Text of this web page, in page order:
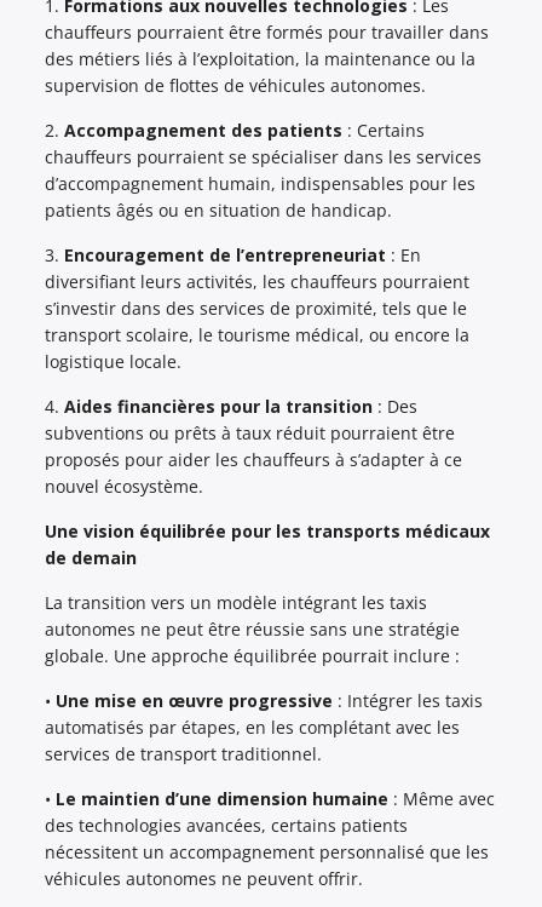
1. Formations aux nouvelles technologies : Les
chauffeurs pourraient être formés pour travailler dans
des métiers liés à l’exploitation, la maintenance ou la
supervision de flottes de véhicules autonomes.
2.Accompagnement des patients : Certains
chauffeurs pourraient se spécialiser dans les services
d’accompagnement humain, indispensables pour les
patients âgés ou en situation de handicap.
3. Encouragement de l’entrepreneuriat : En
diversifiant leurs activités, les chauffeurs pourraient
s’investir dans des services de proximité, tels que le
transport scolaire, le tourisme médical, ou encore la
logistique locale.
4.Aides financières pour la transition : Des
subventions ou prêts à taux réduit pourraient être
proposés pour aider les chauffeurs à s’adapter à ce
nouvel écosystème.
Une vision équilibrée pour les transports médicaux
de demain
La transition vers un modèle intégrant les taxis
autonomes ne peut être réussie sans une stratégie
globale. Une approche équilibrée pourrait inclure :
• Une mise en œuvre progressive : Intégrer les taxis
automatisés par étapes, en les complétant avec les
services de transport traditionnel.
• Le maintien d’une dimension humaine : Même avec
des technologies avancées, certains patients
nécessitent un accompagnement personnalisé que les
véhicules autonomes ne peuvent offrir.